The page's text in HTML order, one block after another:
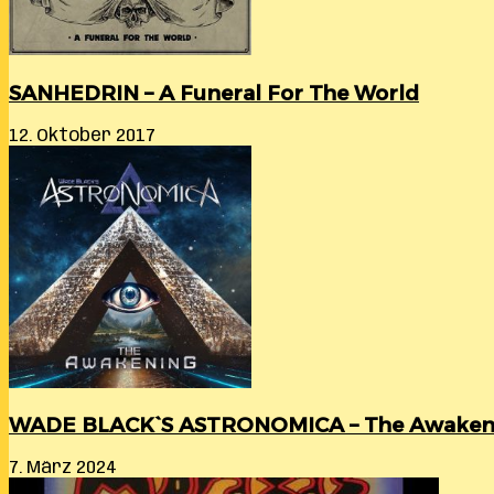
SANHEDRIN – A Funeral For The World
12. Oktober 2017
WADE BLACK`S ASTRONOMICA – The
7. März 2024